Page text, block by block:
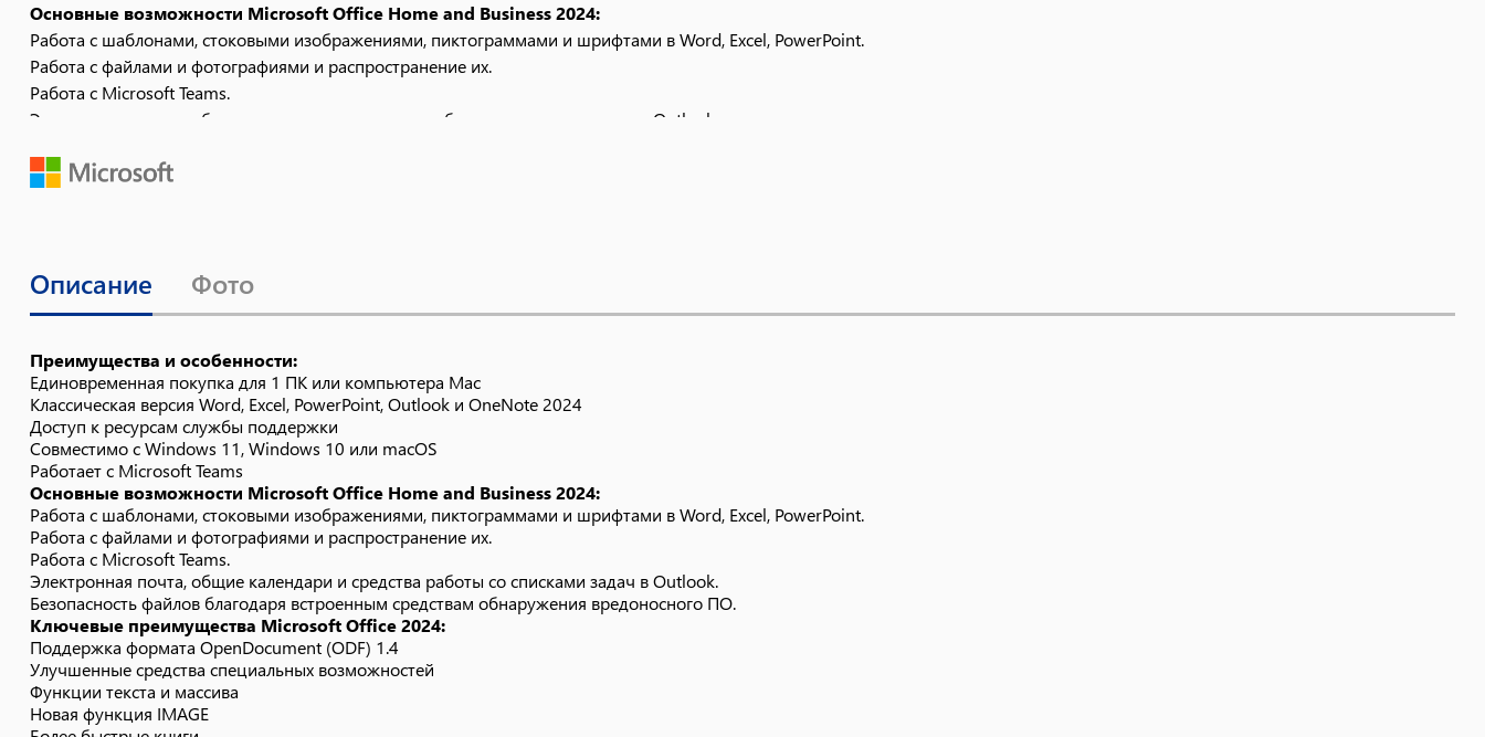
Основные возможности Microsoft Office Home and Business 2024:
Работа с шаблонами, стоковыми изображениями, пиктограммами и шрифтами в Word, Excel, PowerPoint.
Работа с файлами и фотографиями и распространение их.
Работа с Microsoft Teams.
Электронная почта, общие календари и средства работы со списками задач в Outlook.
Ключевые преимущества Microsoft Office 2024:
Новая функция IMAGE
Улучшенный поиск электронной почты, календарей и контактов
Восстановление сеанса Word
Улучшенные функции вкладки «Рисование»
Еще больше фигур, наборов элементов и шаблон
Описание Фото
Преимущества и особенности:
Единовременная покупка для 1 ПК или компьютера Mac
Классическая версия Word, Excel, PowerPoint, Outlook и OneNote 2024
Доступ к ресурсам службы поддержки
Совместимо с Windows 11, Windows 10 или macOS
Работает с Microsoft Teams
Основные возможности Microsoft Office Home and Business 2024:
Работа с шаблонами, стоковыми изображениями, пиктограммами и шрифтами в Word, Excel, PowerPoint.
Работа с файлами и фотографиями и распространение их.
Работа с Microsoft Teams.
Электронная почта, общие календари и средства работы со списками задач в Outlook.
Безопасность файлов благодаря встроенным средствам обнаружения вредоносного ПО.
Ключевые преимущества Microsoft Office 2024:
Поддержка формата OpenDocument (ODF) 1.4
Улучшенные средства специальных возможностей
Функции текста и массива
Новая функция IMAGE